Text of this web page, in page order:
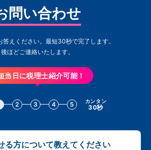
問い合わせ
答えください。最短30秒で完了します。
後ほどご連絡いたします。
当日に税理士紹介可能！
2 3 4 5 カンタン
30秒
る方について教えてください